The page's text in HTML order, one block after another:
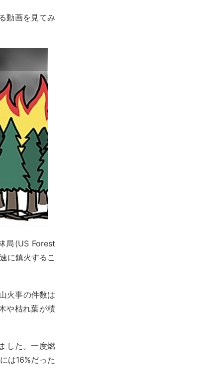
動画を見てみ
局(US Forest
に鎮火するこ
火事の件数は
や枯れ葉が積
した。一度燃
は16%だった